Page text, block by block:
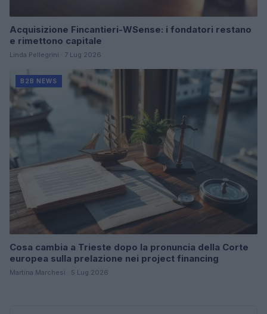
Acquisizione Fincantieri-WSense: i fondatori restano
e rimettono capitale
Linda Pellegrini · 7 Lug 2026
B2B NEWS
Cosa cambia a Trieste dopo la pronuncia della Corte
europea sulla prelazione nei project financing
Martina Marchesi · 5 Lug 2026